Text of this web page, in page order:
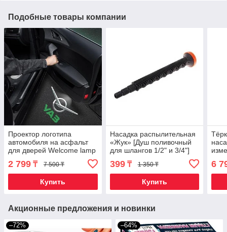
Подобные товары компании
Проектор логотипа
автомобиля на асфальт
для дверей Welcome lamp
{беспроводной комплект
из 2шт.} (UAZ)
2 799 ₸ 7 500 ₸
Купить
Насадка распылительная
«Жук» [Душ поливочный
для шлангов 1/2" и 3/4"]
399₸ 1 350 ₸
Купить
6
Акционные предложения и новинки
–72% –64%